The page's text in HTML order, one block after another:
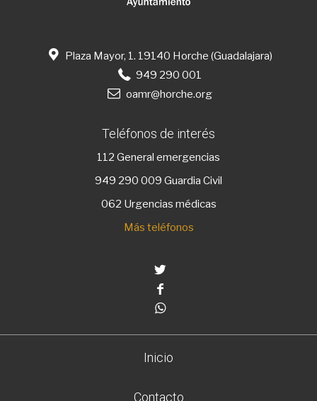
Plaza Mayor, 1. 19140 Horche (Guadalajara)
949 290 001
oamr@horche.org
Teléfonos de interés
112 General emergencias
949 290 009 Guardia Civil
062 Urgencias médicas
Más teléfonos
Inicio
Contacto